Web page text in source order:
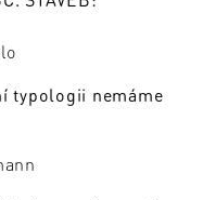
typologii nemáme